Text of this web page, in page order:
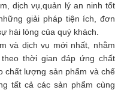
dịch vụ,quản lý an ninh tốt
giải pháp tiện ích, đơn
hài lòng của quý khách.
và dịch vụ mới nhất, nhằm
thời gian đáp ứng chất
chất lượng sản phẩm và chế
tất cả các sản phẩm cùng